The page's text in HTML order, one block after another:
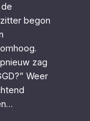
begon
zag
Weer